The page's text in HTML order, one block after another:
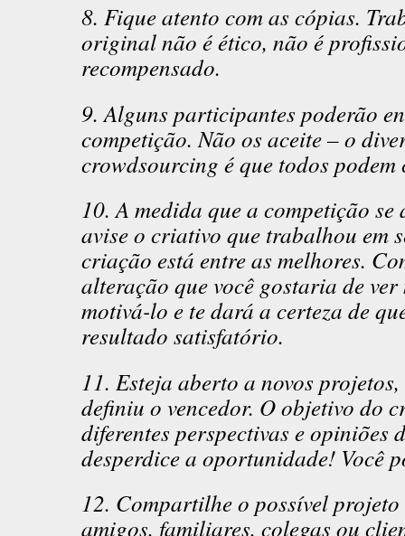
8. Fique atento com as cópias.
original não é ético, não é
recompensado.
9. Alguns participantes poderão
competição. Não os aceite – o
crowdsourcing é que todos
10. A medida que a competição
avise o criativo que trabalhou em
criação está entre as melhores.
alteração que você gostaria de
motivá-lo e te dará a certeza de
resultado satisfatório.
11. Esteja aberto a novos projetos,
definiu o vencedor. O objetivo do
diferentes perspectivas e opiniões
desperdice a oportunidade! Você
12. Compartilhe o possível
amigos, familiares, colegas ou